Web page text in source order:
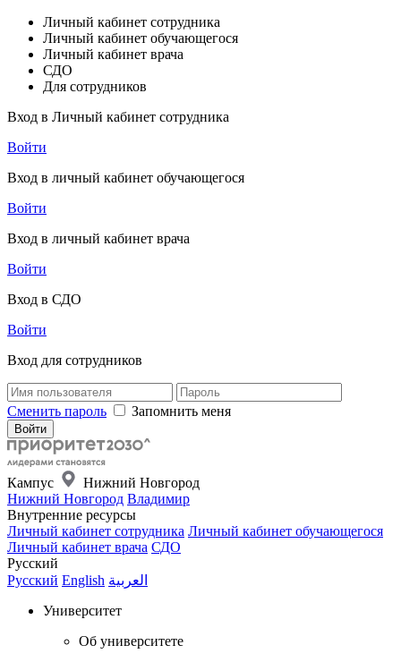
Личный кабинет сотрудника
Личный кабинет обучающегося
Личный кабинет врача
СДО
Для сотрудников
Вход в Личный кабинет сотрудника
Войти
Вход в личный кабинет обучающегося
Войти
Вход в личный кабинет врача
Войти
Вход в СДО
Войти
Вход для сотрудников
Сменить пароль Запомнить меня
Кампус
Нижний Новгород
Нижний Новгород Владимир
Внутренние ресурсы
Личный кабинет сотрудника Личный кабинет обучающегося
Личный кабинет врача СДО
Русский
Русский English العربية
Университет
Об университете